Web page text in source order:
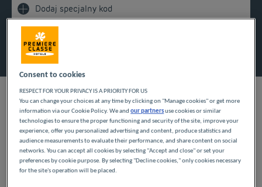
Dodaj specjalny kod
NASZE HOTELE W VERT-
SAINT-DENIS W NISKICH
CENACH
Consent to cookies
RESPECT FOR YOUR PRIVACY IS A PRIORITY FOR US
You can change your choices at any time by clicking on "Manage cookies" or get more
information via our Cookie Policy. We andour partnersuse cookies or similar
technologies to ensure the proper functioning and security of the site, improve your
experience, offer you personalized advertising and content, produce statistics and
audience measurements to evaluate their performance, and share content on social
networks. You can accept all cookies by selecting "Accept and close" or set your
preferences by cookie purpose. By selecting "Decline cookies," only cookies necessary
for the site's operation will be placed.